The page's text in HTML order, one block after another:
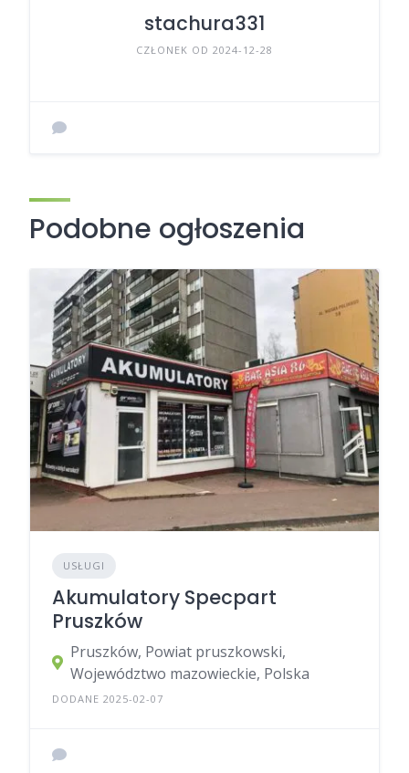
stachura331
CZŁONEK OD 2024-12-28
Podobne ogłoszenia
USŁUGI
Akumulatory Specpart
Pruszków
Pruszków, Powiat pruszkowski,
Województwo mazowieckie, Polska
DODANE 2025-02-07